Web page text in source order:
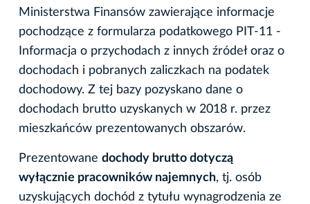
Ministerstwa Finansów zawierające informacje
pochodzące z formularza podatkowego PIT-11 -
Informacja o przychodach z innych źródeł oraz o
dochodach i pobranych zaliczkach na podatek
dochodowy. Z tej bazy pozyskano dane o
dochodach brutto uzyskanych w 2018 r. przez
mieszkańców prezentowanych obszarów.
Prezentowane dochody brutto dotyczą
wyłącznie pracowników najemnych, tj. osób
uzyskujących dochód z tytułu wynagrodzenia ze